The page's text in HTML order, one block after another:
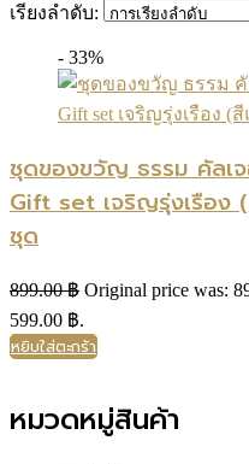
เรียงลำดับ:
- 33%
ชุดของขวัญ ธรรม คัลเ
Gift set เจริญรุ่งเรือง
ชุด
899.00฿ Original price was:
599.00 ฿.
หยิบใส่ตะกร้า
หมวดหมู่สินค้า